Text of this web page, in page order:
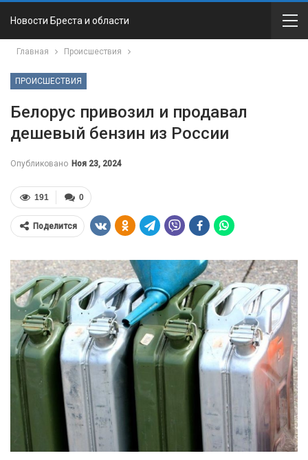
Новости Бреста и области
Главная Происшествия
ПРОИСШЕСТВИЯ
Белорус привозил и продавал
дешевый бензин из России
Опубликовано Ноя 23, 2024
0
191
Поделится